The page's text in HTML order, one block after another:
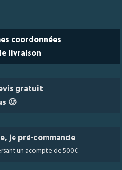
coordonnées
livraison
gratuit
🙂
je pré-commande
un acompte de 500€